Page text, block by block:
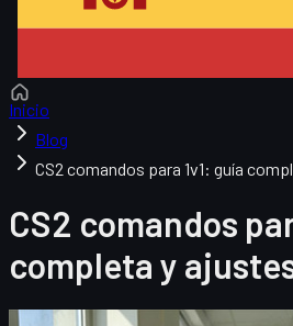
Inicio
Blog
CS2 comandos para 1v1: guía
CS2 comandos
completa y